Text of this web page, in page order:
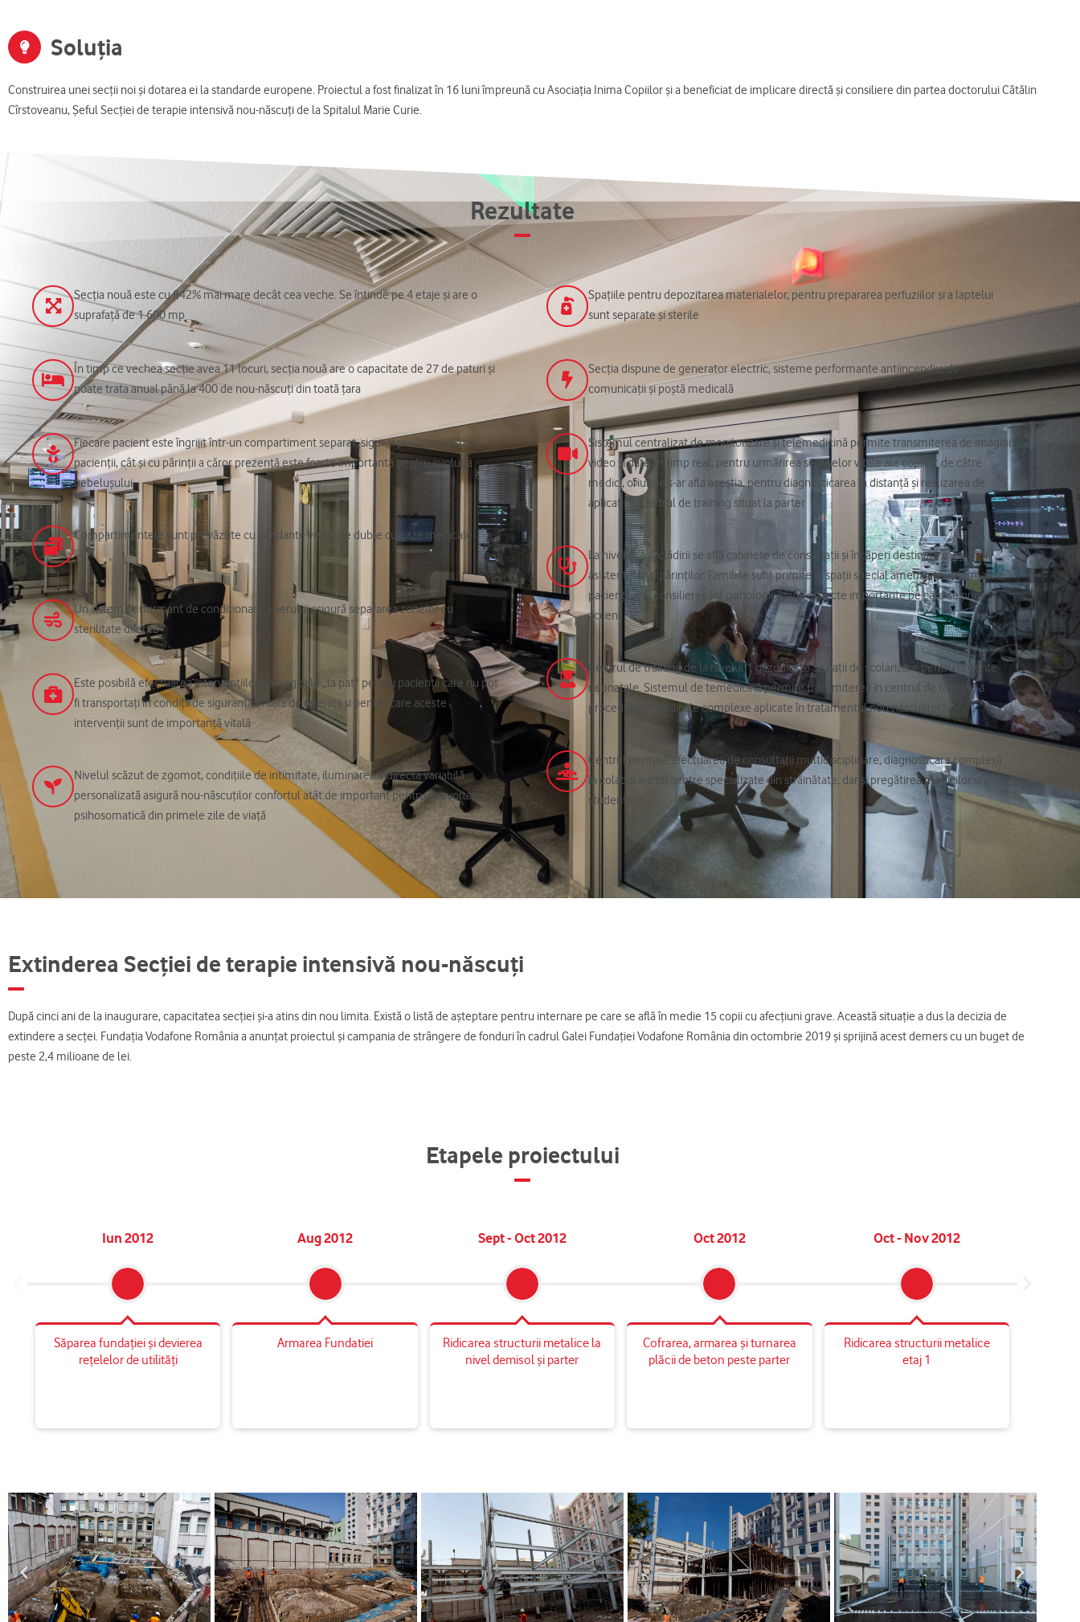
Soluția
Construirea unei secții noi și dotarea ei la standarde europene. Proiectul a fost finalizat în 16 luni împreună cu Asociaţia Inima Copiilor şi a beneficiat de implicare directă și consiliere din partea doctorului Cătălin
Cîrstoveanu, Șeful Secției de terapie intensivă nou-născuți de la Spitalul Marie Curie.
Rezultate
Secția nouă este cu 842% mai mare decât cea veche. Se întinde pe 4 etaje și are o
suprafață de 1.600 mp
În timp ce vechea secție avea 11 locuri, secția nouă are o capacitate de 27 de paturi şi
poate trata anual până la 400 de nou-născuţi din toată ţara
Fiecare pacient este îngrijit într-un compartiment separat, sigur și prietenos atât cu
pacienții, cât și cu părinții a căror prezență este foarte importantă pentru evoluția
bebelușului
Compartimentele sunt prevăzute cu pandante verticale duble cu gaze medicale
Un sistem performant de condiționare a aerului asigură separarea zonelor cu
sterilitate diferită
Este posibilă efectuarea intervențiilor chirurgicale „la pat“ pentru pacienții care nu pot
fi transportați în condiții de siguranță în sala de operații și pentru care aceste
intervenții sunt de importanță vitală
Nivelul scăzut de zgomot, condițiile de intimitate, iluminarea indirectă variabilă
personalizată asigură nou-născuților confortul atât de important pentru dezvoltarea
psihosomatică din primele zile de viață
Spațiile pentru depozitarea materialelor, pentru prepararea perfuziilor și a laptelui
sunt separate și sterile
Secția dispune de generator electric, sisteme performante antiincendiu, de
comunicații și poștă medicală
Sistemul centralizat de monitorizare și telemedicină permite transmiterea de imagini
video și date, în timp real, pentru urmărirea semnelor vitale ale copiilor de către
medici, oriunde s-ar afla aceștia, pentru diagnosticarea la distanță și realizarea de
aplicații în centrul de training situat la parter
La nivelul 2 al clădirii se află cabinete de consultații și încăperi destinate medicilor,
asistentelor și părinților. Familiile sunt primite în spații special amenajate, informarea
pacienților și consilierea lor psihologică fiind aspecte importante pe care se pune
accent
Centrul de training de la nivelul 1 găzduiește 3 spații de școlarizare pentru urgențe
neonatale. Sistemul de temedicină permite transmiterea în centrul de training a
procedurilor medicale complexe aplicate în tratamentul nou-născuților
Centrul permite efectuarea de consultații multidisciplinare, diagnosticare complexă
în colaborare cu centre specializate din străinătate, dar și pregătirea medicilor și a
studenților
Extinderea Secției de terapie intensivă nou-născuți
După cinci ani de la inaugurare, capacitatea secției și-a atins din nou limita. Există o listă de așteptare pentru internare pe care se află în medie 15 copii cu afecțiuni grave. Această situație a dus la decizia de
extindere a secței. Fundația Vodafone România a anunțat proiectul și campania de strângere de fonduri în cadrul Galei Fundației Vodafone România din octombrie 2019 și sprijină acest demers cu un buget de
peste 2,4 milioane de lei.
Etapele proiectului
Iun 2012
Săparea fundației și devierea
rețelelor de utilități
Aug 2012
Armarea Fundatiei
Sept - Oct 2012
Ridicarea structurii metalice la
nivel demisol și parter
Oct 2012
Cofrarea, armarea și turnarea
plăcii de beton peste parter
Oct - Nov 2012
Ridicarea structurii metalice
etaj 1